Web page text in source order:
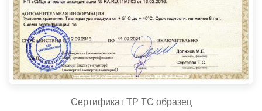
Сертификат ТР ТС образец